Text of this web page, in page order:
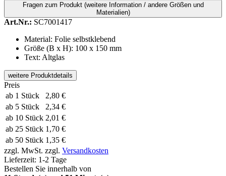
Fragen zum Produkt (weitere Information / andere Größen und
Materialien)
Art.Nr.: SC7001417
Material: Folie selbstklebend
Größe (B x H): 100 x 150 mm
Text: Altglas
weitere Produktdetails
Preis
ab 1 Stück
2,80 €
ab 5 Stück
2,34 €
ab 10 Stück 2,01 €
ab 25 Stück 1,70 €
ab 50 Stück 1,35 €
zzgl. MwSt. zzgl. Versandkosten
Lieferzeit: 1-2 Tage
Bestellen Sie innerhalb von